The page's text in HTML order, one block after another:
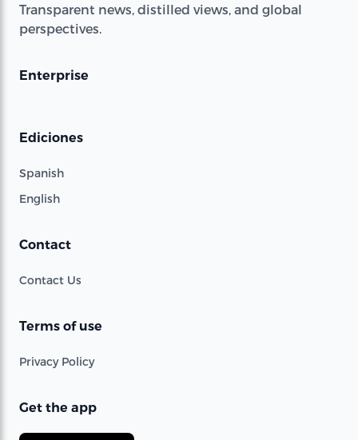
Transparent news, distilled views, and global
perspectives.
Enterprise
Ediciones
Spanish
English
Contact
Contact Us
Terms of use
Privacy Policy
Get the app